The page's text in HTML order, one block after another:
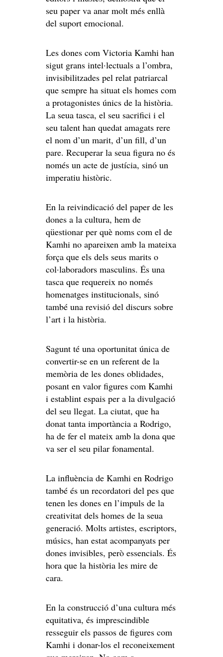
seu paper va anar molt més enllà
del suport emocional.
Les dones com Victoria Kamhi han
sigut grans intel·lectuals a l’ombra,
invisibilitzades pel relat patriarcal
que sempre ha situat els homes com
a protagonistes únics de la història.
La seua tasca, el seu sacrifici i el
seu talent han quedat amagats rere
el nom d’un marit, d’un fill, d’un
pare. Recuperar la seua figura no és
només un acte de justícia, sinó un
imperatiu històric.
En la reivindicació del paper de les
dones a la cultura, hem de
qüestionar per què noms com el de
Kamhi no apareixen amb la mateixa
força que els dels seus marits o
col·laboradors masculins. És una
tasca que requereix no només
homenatges institucionals, sinó
també una revisió del discurs sobre
l’art i la història.
Sagunt té una oportunitat única de
convertir-se en un referent de la
memòria de les dones oblidades,
posant en valor figures com Kamhi
i establint espais per a la divulgació
del seu llegat. La ciutat, que ha
donat tanta importància a Rodrigo,
ha de fer el mateix amb la dona que
va ser el seu pilar fonamental.
La influència de Kamhi en Rodrigo
també és un recordatori del pes que
tenen les dones en l’impuls de la
creativitat dels homes de la seua
generació. Molts artistes, escriptors,
músics, han estat acompanyats per
dones invisibles, però essencials. És
hora que la història les mire de
cara.
En la construcció d’una cultura més
equitativa, és imprescindible
resseguir els passos de figures com
Kamhi i donar-los el reconeixement